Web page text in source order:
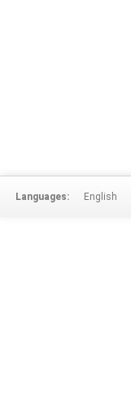
Languages: English